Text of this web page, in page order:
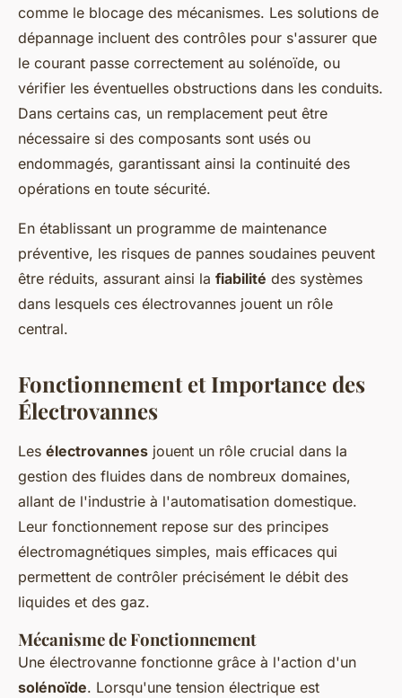
comme le blocage des mécanismes. Les solutions de
dépannage incluent des contrôles pour s'assurer que
le courant passe correctement au solénoïde, ou
vérifier les éventuelles obstructions dans les conduits.
Dans certains cas, un remplacement peut être
nécessaire si des composants sont usés ou
endommagés, garantissant ainsi la continuité des
opérations en toute sécurité.
En établissant un programme de maintenance
préventive, les risques de pannes soudaines peuvent
être réduits, assurant ainsi la fiabilité des systèmes
dans lesquels ces électrovannes jouent un rôle
central.
Fonctionnement et Importance des
Électrovannes
Les électrovannes jouent un rôle crucial dans la
gestion des fluides dans de nombreux domaines,
allant de l'industrie à l'automatisation domestique.
Leur fonctionnement repose sur des principes
électromagnétiques simples, mais efficaces qui
permettent de contrôler précisément le débit des
liquides et des gaz.
Mécanisme de Fonctionnement
Une électrovanne fonctionne grâce à l'action d'un
solénoïde. Lorsqu'une tension électrique est